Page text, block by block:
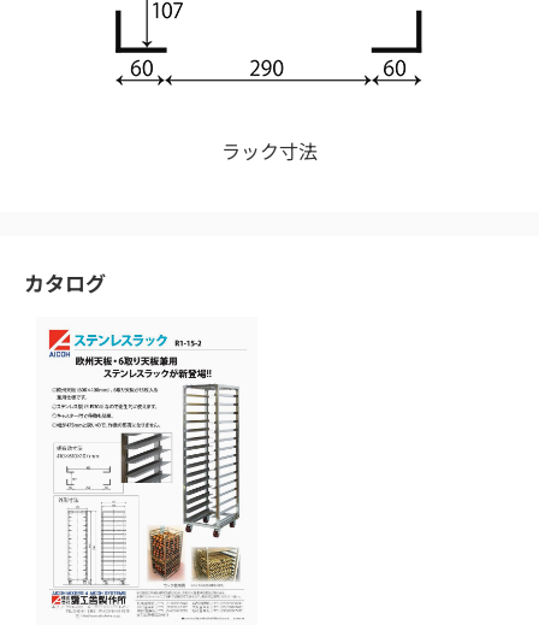
ラック寸法
カタログ